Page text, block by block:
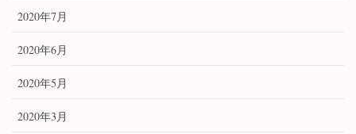
2020年7月
2020年6月
2020年5月
2020年3月